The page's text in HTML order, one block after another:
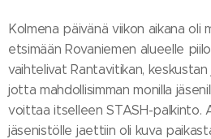
Kolmena päivänä viikon aikana oli
etsimään Rovaniemen alueelle
vaihtelivat Rantavitikan, keskustan
jotta mahdollisimman monilla
voittaa itselleen STASH-palkinto.
jäsenistölle jaettiin oli kuva